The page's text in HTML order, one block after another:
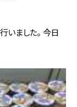
いました。 今日